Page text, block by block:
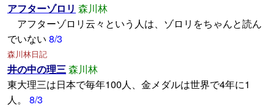
アフターゾロリ 森川林
アフターゾロリ云々という人は、ゾロリをちゃんと読ん
でいない 8/3
森川林日記
井の中の理三森川林
東大理三は日本で毎年100人、金メダルは世界で4年に1
人。 8/3